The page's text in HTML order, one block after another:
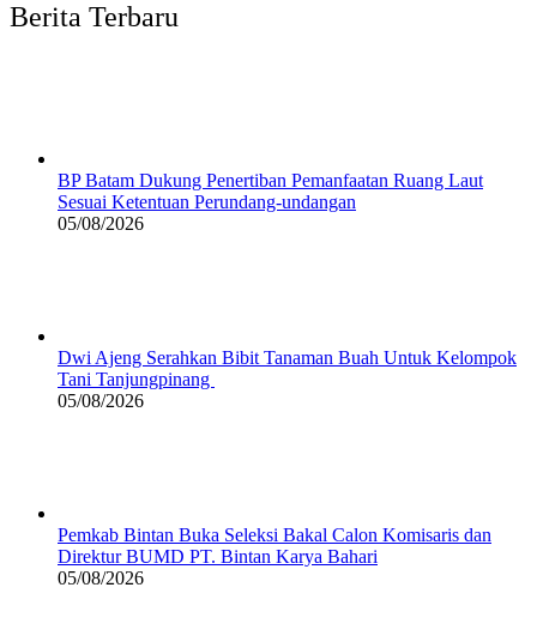
Berita Terbaru
BP Batam Dukung Penertiban Pemanfaatan Ruang Laut
Sesuai Ketentuan Perundang-undangan
05/08/2026
Dwi Ajeng Serahkan Bibit Tanaman Buah Untuk Kelompok
Tani Tanjungpinang
05/08/2026
Pemkab Bintan Buka Seleksi Bakal Calon Komisaris dan
Direktur BUMD PT. Bintan Karya Bahari
05/08/2026